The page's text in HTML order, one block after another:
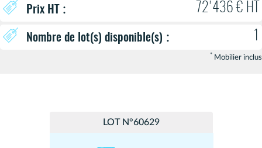
Prix HT : 72'436 € HT
Nombre de lot(s) disponible(s) :
* Mobilier inclus
LOT N°60629